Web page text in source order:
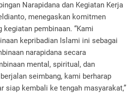
Narapidana dan Kegiatan Kerja
menegaskan komitmen
kegiatan pembinaan. “Kami
kepribadian Islami ini sebagai
narapidana secara
mental, spiritual, dan
seimbang, kami berharap
siap kembali ke tengah masyarakat,”